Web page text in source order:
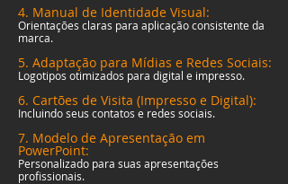
4. Manual de Identidade Visual:
Orientações claras para aplicação consistente da
marca.
5. Adaptação para Mídias e Redes Sociais:
Logotipos otimizados para digital e impresso.
6. Cartões de Visita (Impresso e Digital):
Incluindo seus contatos e redes sociais.
7. Modelo de Apresentação em
PowerPoint:
Personalizado para suas apresentações
profissionais.